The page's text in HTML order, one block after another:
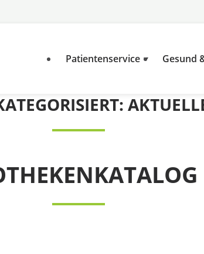
Patientenservice Gesund